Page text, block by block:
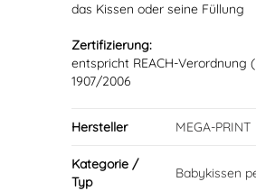
das Kissen oder seine Füllung
Zertifizierung:
entspricht REACH-Verordnung
1907/2006
Hersteller MEGA-PRINT
Kategorie /
Typ
Babykissen